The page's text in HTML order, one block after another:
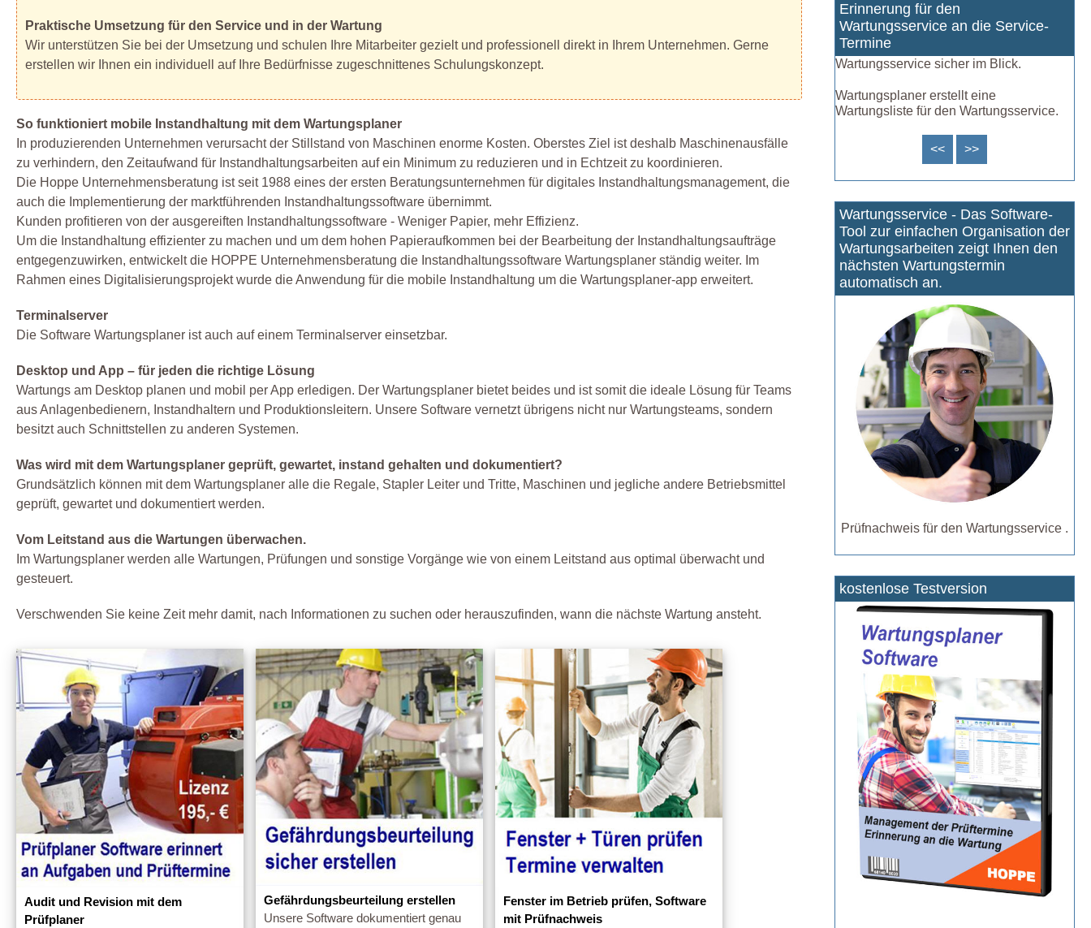
Praktische Umsetzung für den Service und in der Wartung
Wir unterstützen Sie bei der Umsetzung und schulen Ihre Mitarbeiter gezielt und professionell direkt in Ihrem Unternehmen. Gerne
erstellen wir Ihnen ein individuell auf Ihre Bedürfnisse zugeschnittenes Schulungskonzept.
So funktioniert mobile Instandhaltung mit dem Wartungsplaner
In produzierenden Unternehmen verursacht der Stillstand von Maschinen enorme Kosten. Oberstes Ziel ist deshalb Maschinenausfälle
zu verhindern, den Zeitaufwand für Instandhaltungsarbeiten auf ein Minimum zu reduzieren und in Echtzeit zu koordinieren.
Die Hoppe Unternehmensberatung ist seit 1988 eines der ersten Beratungsunternehmen für digitales Instandhaltungsmanagement, die
auch die Implementierung der marktführenden Instandhaltungssoftware übernimmt.
Kunden profitieren von der ausgereiften Instandhaltungssoftware - Weniger Papier, mehr Effizienz.
Um die Instandhaltung effizienter zu machen und um dem hohen Papieraufkommen bei der Bearbeitung der Instandhaltungsaufträge
entgegenzuwirken, entwickelt die HOPPE Unternehmensberatung die Instandhaltungssoftware Wartungsplaner ständig weiter. Im
Rahmen eines Digitalisierungsprojekt wurde die Anwendung für die mobile Instandhaltung um die Wartungsplaner-app erweitert.
Terminalserver
Die Software Wartungsplaner ist auch auf einem Terminalserver einsetzbar.
Desktop und App – für jeden die richtige Lösung
Wartungs am Desktop planen und mobil per App erledigen. Der Wartungsplaner bietet beides und ist somit die ideale Lösung für Teams
aus Anlagenbedienern, Instandhaltern und Produktionsleitern. Unsere Software vernetzt übrigens nicht nur Wartungsteams, sondern
besitzt auch Schnittstellen zu anderen Systemen.
Was wird mit dem Wartungsplaner geprüft, gewartet, instand gehalten und dokumentiert?
Grundsätzlich können mit dem Wartungsplaner alle die Regale, Stapler Leiter und Tritte, Maschinen und jegliche andere Betriebsmittel
geprüft, gewartet und dokumentiert werden.
Vom Leitstand aus die Wartungen überwachen.
Im Wartungsplaner werden alle Wartungen, Prüfungen und sonstige Vorgänge wie von einem Leitstand aus optimal überwacht und
gesteuert.
Verschwenden Sie keine Zeit mehr damit, nach Informationen zu suchen oder herauszufinden, wann die nächste Wartung ansteht.
Audit und Revision mit dem
Prüfplaner
Gefährdungsbeurteilung erstellen
Unsere Software dokumentiert genau
Fenster im Betrieb prüfen, Software
mit Prüfnachweis
Erinnerung für den
Wartungsservice an die Service-
Termine
Wartungsservice sicher im Blick.
Wartungsplaner erstellt eine
Wartungsliste für den Wartungsservice.
<< >>
Wartungsservice - Das Software-
Tool zur einfachen Organisation der
Wartungsarbeiten zeigt Ihnen den
nächsten Wartungstermin
automatisch an.
Prüfnachweis für den Wartungsservice .
kostenlose Testversion